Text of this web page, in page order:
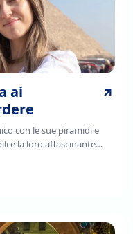
ai
con le sue piramidi e
e la loro affascinante